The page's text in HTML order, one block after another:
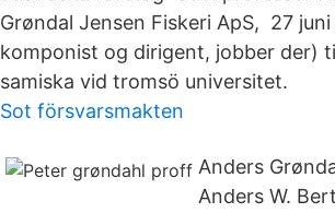
Grøndal Jensen Fiskeri ApS​, 27
komponist og dirigent, jobber der)
samiska vid tromsö universitet.
Sot försvarsmakten
Anders
Anders W.